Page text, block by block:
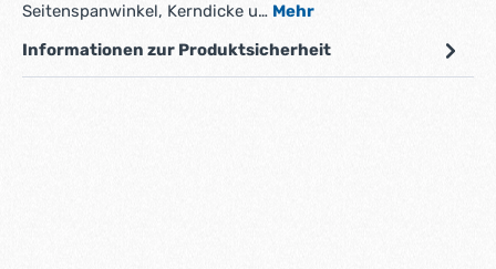
Seitenspanwinkel, Kerndicke u… Mehr
Informationen zur Produktsicherheit